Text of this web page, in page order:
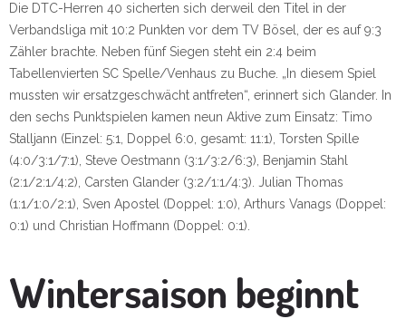
Die DTC-Herren 40 sicherten sich derweil den Titel in der
Verbandsliga mit 10:2 Punkten vor dem TV Bösel, der es auf 9:3
Zähler brachte. Neben fünf Siegen steht ein 2:4 beim
Tabellenvierten SC Spelle/Venhaus zu Buche. „In diesem Spiel
mussten wir ersatzgeschwächt antfreten“, erinnert sich Glander. In
den sechs Punktspielen kamen neun Aktive zum Einsatz: Timo
Stalljann (Einzel: 5:1, Doppel 6:0, gesamt: 11:1), Torsten Spille
(4:0/3:1/7:1), Steve Oestmann (3:1/3:2/6:3), Benjamin Stahl
(2:1/2:1/4:2), Carsten Glander (3:2/1:1/4:3). Julian Thomas
(1:1/1:0/2:1), Sven Apostel (Doppel: 1:0), Arthurs Vanags (Doppel:
0:1) und Christian Hoffmann (Doppel: 0:1).
Wintersaison beginnt